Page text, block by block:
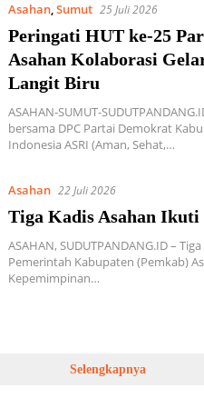
Asahan,Sumut 25 Juli 2026
Peringati HUT ke-25
Asahan Kolaborasi
Langit Biru
ASAHAN-SUMUT-
bersama DPC Partai Demokrat
Indonesia ASRI (Aman, Sehat,…
Asahan 22 Juli 2026
Tiga Kadis Asahan
ASAHAN, SUDUTPANDANG.ID –
Pemerintah Kabupaten (Pemkab)
Kepemimpinan…
Selengkapnya